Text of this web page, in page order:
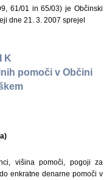
61/01 in 65/03) je Občinski
dne 21. 3. 2007 sprejel
K
pomoči v Občini
višina pomoči, pogoji za
enkratne denarne pomoči v